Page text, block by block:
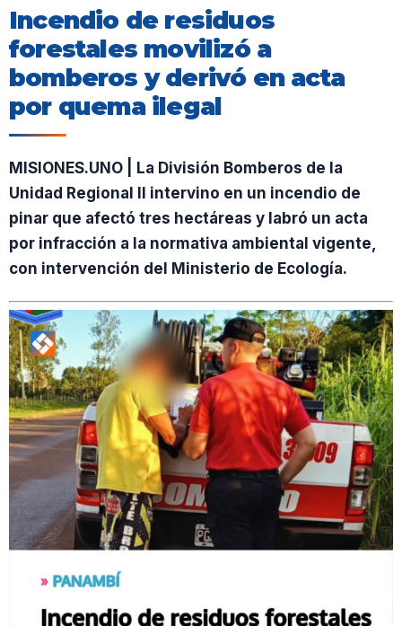
Incendio de residuos
forestales movilizó a
bomberos y derivó en acta
por quema ilegal
MISIONES.UNO | La División Bomberos de la
Unidad Regional II intervino en un incendio de
pinar que afectó tres hectáreas y labró un acta
por infracción a la normativa ambiental vigente,
con intervención del Ministerio de Ecología.